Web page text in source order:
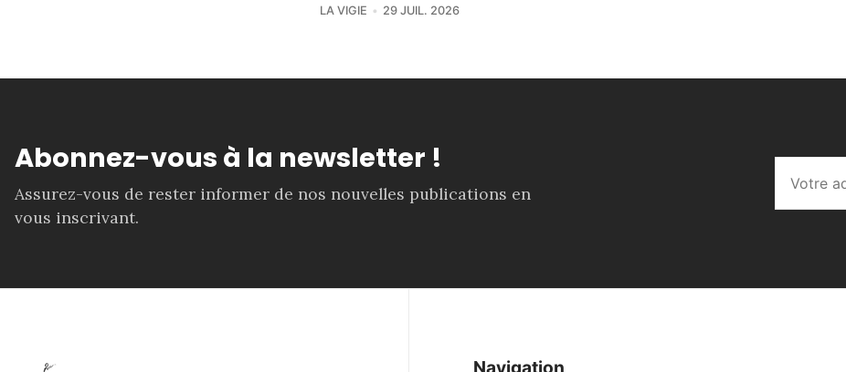
LA VIGIE 29 JUIL. 2026
Abonnez-vous à la newsletter !
Assurez-vous de rester informer de nos nouvelles publications en
vous inscrivant.
Navigation